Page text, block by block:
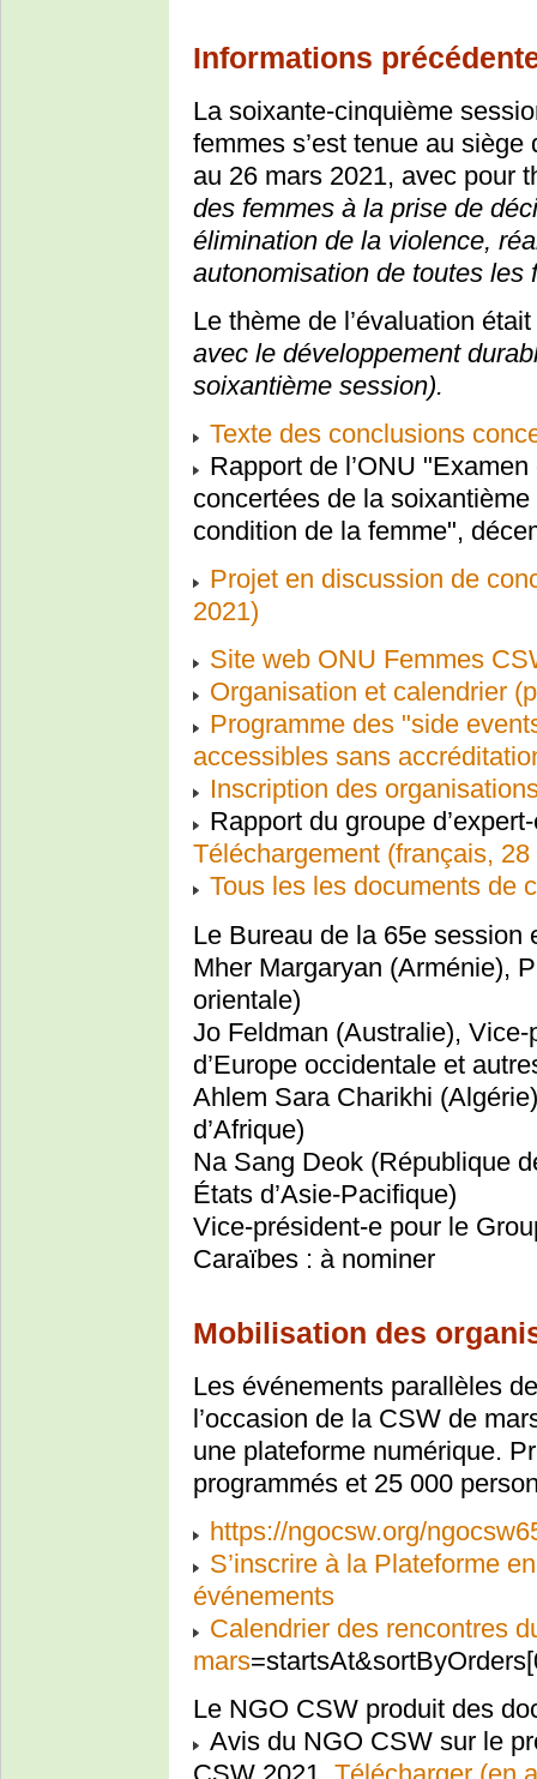
Informations
La soixante-cinquième
femmes s’est tenue au
au 26 mars 2021, avec pour
des femmes à la prise de
élimination de la violence,
autonomisation de toutes
Le thème de l’évaluation
avec le développement
soixantième session).
Texte des conclusions
Rapport de l’ONU
concertées de la
condition de la femme",
Projet en discussion de
2021)
Site web ONU Femmes
Organisation et calendrier
Programme des "side
accessibles sans
Inscription des
Rapport du groupe
Téléchargement (français, 28
Tous les les documents de
Le Bureau de la 65e
Mher Margaryan (Arménie),
orientale)
Jo Feldman (Australie),
d’Europe occidentale et
Ahlem Sara Charikhi
d’Afrique)
Na Sang Deok (République
États d’Asie-Pacifique)
Vice-président-e pour le
Caraïbes : à nominer
Mobilisation des
Les événements parallèles
l’occasion de la CSW de
une plateforme numérique.
programmés et 25 000
https://ngocsw.org/
S’inscrire à la Plateforme
événements
Calendrier des rencontres
mars
Le NGO CSW produit des
Avis du NGO CSW sur le